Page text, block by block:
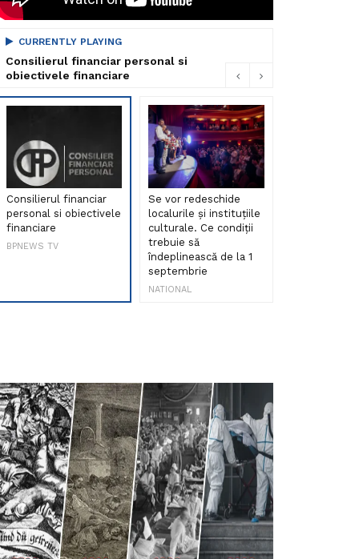
CURRENTLY PLAYING
Consilierul financiar personal si
obiectivele financiare
Consilierul financiar
personal si obiectivele
financiare
BPNEWS TV
Se vor redeschide
localurile și instituțiile
culturale. Ce condiții
trebuie să
îndeplinească de la 1
septembrie
NATIONAL